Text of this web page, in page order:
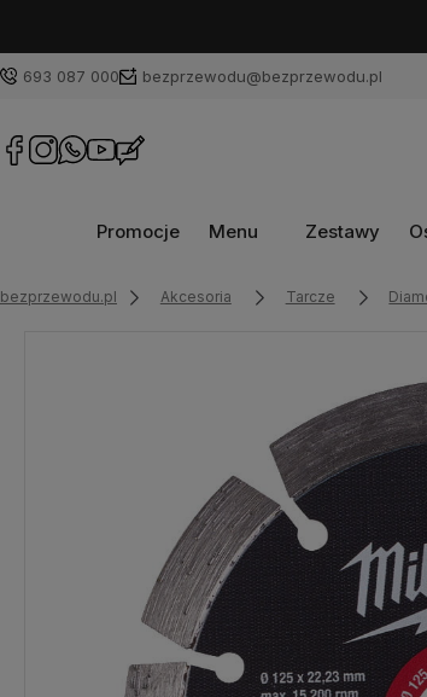
693 087 000 bezprzewodu@bezprzewodu.pl
Promocje Menu Zestawy
bezprzewodu.pl Akcesoria Tarcze